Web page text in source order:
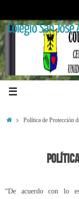
contenido
Colegio San
InicioPolítica de Protección
“De acuerdo con lo